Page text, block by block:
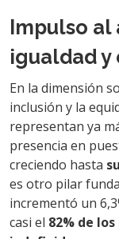
Impulso al
igualdad
En la dimensión
inclusión y la
representan ya
presencia en
creciendo hasta
es otro pilar
incrementó un
casi el 82% de